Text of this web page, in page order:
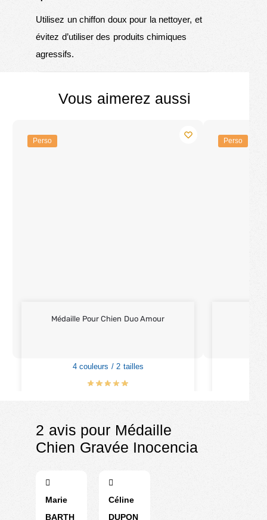
Utilisez un chiffon doux pour la nettoyer, et
évitez d’utiliser des produits chimiques
agressifs.
Vous aimerez aussi
Perso
Médaille Pour Chien Duo Amour
4 couleurs / 2 tailles
Perso
2 avis pour Médaille
Chien Gravée Inocencia
Marie
BARTH
Céline
DUPON